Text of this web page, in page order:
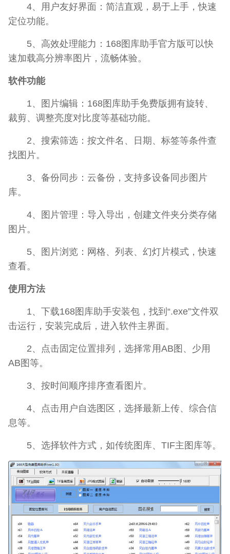
4、用户友好界面：简洁直观，易于上手，快速
定位功能。
5、高效处理能力：168图库助手官方版可以快
速加载高分辨率图片，流畅体验。
软件功能
1、图片编辑：168图库助手免费版拥有旋转、
裁剪、调整亮度对比度等基础功能。
2、搜索筛选：按文件名、日期、标签等条件查
找图片。
3、备份同步：云备份，支持多设备同步图片
库。
4、图片管理：导入导出，创建文件夹分类存储
图片。
5、图片浏览：网格、列表、幻灯片模式，快速
查看。
使用方法
1、下载168图库助手安装包，找到“.exe”文件双
击运行，安装完成后，进入软件主界面。
2、点击固定位置排列，选择常用AB图、少用
AB图等。
3、按时间顺序排序查看图片。
4、点击用户自选图区，选择最新上传、综合信
息等。
5、选择软件方式，如传统图库、TIF主图库等。